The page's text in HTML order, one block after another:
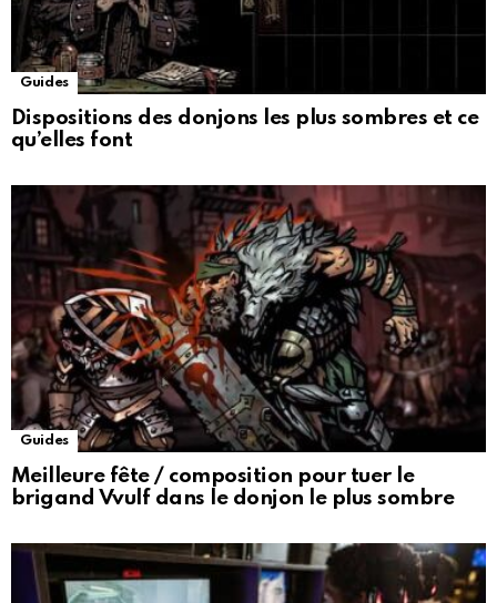
Guides
Dispositions des donjons les plus sombres et ce
qu’elles font
Guides
Meilleure fête / composition pour tuer le
brigand Vvulf dans le donjon le plus sombre